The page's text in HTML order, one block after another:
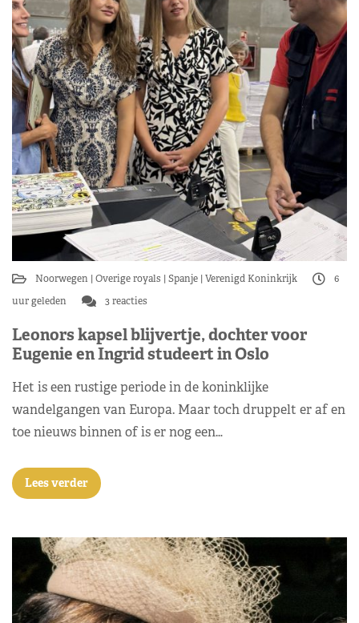
Noorwegen Overige royals Spanje Verenigd Koninkrijk
6
uur geleden
3 reacties
Leonors kapsel blijvertje, dochter voor
Eugenie en Ingrid studeert in Oslo
Het is een rustige periode in de koninklijke
wandelgangen van Europa. Maar toch druppelt er af en
toe nieuws binnen of is er nog een…
Lees verder